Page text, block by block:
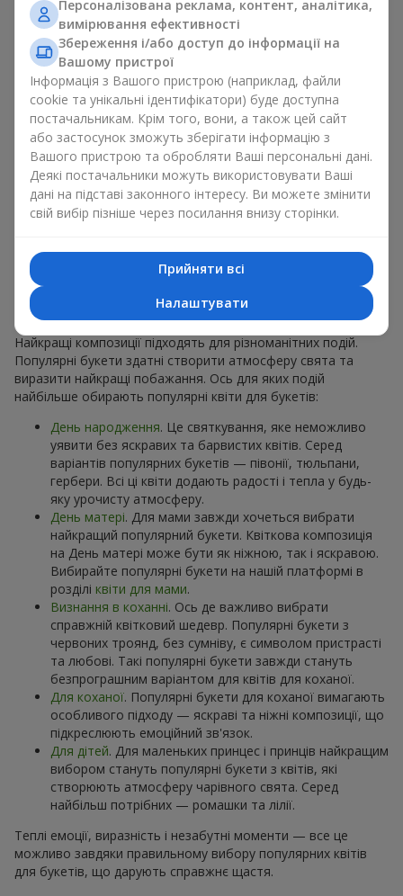
для будь-якого віку і статі, а їх склад можна
адаптувати під будь-який захід.
Масові квіткові уподобання. Півонії, тюльпани,
ромашки — популярні букети, що залишаються
привабливими для покупців. Вони не тільки мають
чудовий вигляд. Такі популярні букети відображають
атмосферу свіжості та природної краси.
Популярні квіти для букетів часто змінюються залежно від
пори року, але ці класичні популярні букети завжди
залишаються в списку тих що мають найбільший попит.
Якщо ви хочете бути впевненими у своєму виборі,
звертайтесь до цих перевірених часом популярних квітів.
Для яких подій в м. Шишаки
обирають популярні букети
Що важливо пам’ятати, обираючи популярні букети?
Найкращі композиції підходять для різноманітних подій.
Популярні букети здатні створити атмосферу свята та
виразити найкращі побажання. Ось для яких подій
найбільше обирають популярні квіти для букетів:
День народження. Це святкування, яке неможливо
уявити без яскравих та барвистих квітів. Серед
варіантів популярних букетів — півонії, тюльпани,
гербери. Всі ці квіти додають радості і тепла у будь-
яку урочисту атмосферу.
День матері. Для мами завжди хочеться вибрати
найкращий популярний букети. Квіткова композиція
на День матері може бути як ніжною, так і яскравою.
Вибирайте популярні букети на нашій платформі в
розділі квіти для мами.
Визнання в коханні. Ось де важливо вибрати
справжній квітковий шедевр. Популярні букети з
червоних троянд, без сумніву, є символом пристрасті
та любові. Такі популярні букети завжди стануть
безпрограшним варіантом для квітів для коханої.
Для коханої. Популярні букети для коханої вимагають
особливого підходу — яскраві та ніжні композиції, що
підкреслюють емоційний зв'язок.
Для дітей. Для маленьких принцес і принців найкращим
вибором стануть популярні букети з квітів, які
створюють атмосферу чарівного свята. Серед
найбільш потрібних — ромашки та лілії.
Теплі емоції, виразність і незабутні моменти — все це
можливо завдяки правильному вибору популярних квітів
для букетів, що дарують справжнє щастя.
Персоналізована реклама, контент, аналітика,
вимірювання ефективності
Збереження і/або доступ до інформації на
Вашому пристрої
Інформація з Вашого пристрою (наприклад, файли
cookie та унікальні ідентифікатори) буде доступна
постачальникам. Крім того, вони, а також цей сайт
або застосунок зможуть зберігати інформацію з
Вашого пристрою та обробляти Ваші персональні дані.
Деякі постачальники можуть використовувати Ваші
дані на підставі законного інтересу. Ви можете змінити
свій вибір пізніше через посилання внизу сторінки.
Прийняти всі
Налаштувати